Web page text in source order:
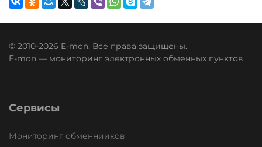
© 2010-2026 E-mon. Все права защищены.
E-mon — мониторинг электронных обменных пунктов.
Сервисы
Мониторинг обменнииков